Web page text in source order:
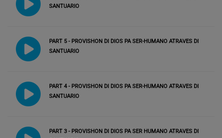
SANTUARIO
PART 5 - PROVISHON DI DIOS PA SER-HUMANO ATRAVES DI
SANTUARIO
PART 4 - PROVISHON DI DIOS PA SER-HUMANO ATRAVES DI
SANTUARIO
PART 3 - PROVISHON DI DIOS PA SER HUMANO ATRAVES DI